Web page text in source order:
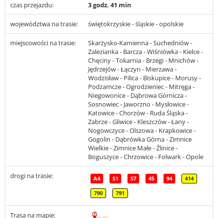
czas przejazdu: 3 godz. 41 min
województwa na trasie: świętokrzyskie - śląskie - opolskie
miejscowości na trasie:
Skarżysko-Kamienna - Suchedniów -
Zalezianka - Barcza - Wiśniówka - Kielce -
Chęciny - Tokarnia - Brzegi - Mnichów -
Jędrzejów - Łączyn - Mierzawa -
Wodzisław - Pilica - Biskupice - Morusy -
Podzamcze - Ogrodzieniec - Mitręga -
Niegowonice - Dąbrowa Górnicza -
Sosnowiec - Jaworzno - Mysłowice -
Katowice - Chorzów - Ruda Śląska -
Zabrze - Gliwice - Kleszczów - Łany -
Nogowczyce - Olszowa - Krapkowice -
Gogolin - Dąbrówka Górna - Zimnice
Wielkie - Zimnice Małe - Źlinice -
Boguszyce - Chrzowice - Folwark - Opole
drogi na trasie: A4 S1 S7 45 94 414
790 791
Trasa na mapie: